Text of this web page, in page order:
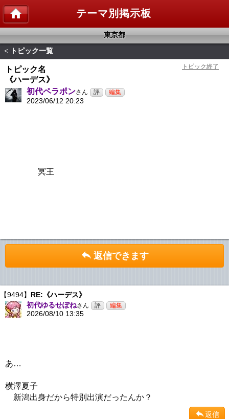
テーマ別掲示板
東京都
< トピック一覧
トピック名
《ハーデス》
初代ペラポンさん
2023/06/12 20:23
冥王
返信できます
【9494】 RE:《ハーデス》
初代ゆるせぽねさん
2026/08/10 13:35
あ…
横澤夏子
新潟出身だから特別出演だったんか？
返信